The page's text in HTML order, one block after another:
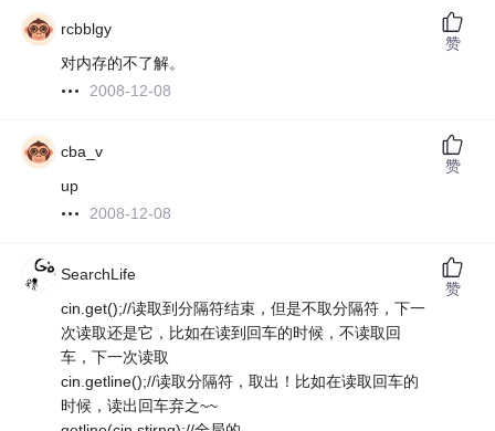
rcbblgy
对内存的不了解。
2008-12-08
赞
cba_v
up
2008-12-08
赞
SearchLife
cin.get();//读取到分隔符结束，但是不取分隔符，下一
次读取还是它，比如在读到回车的时候，不读取回
车，下一次读取
cin.getline();//读取分隔符，取出！比如在读取回车的
时候，读出回车弃之~~
赞